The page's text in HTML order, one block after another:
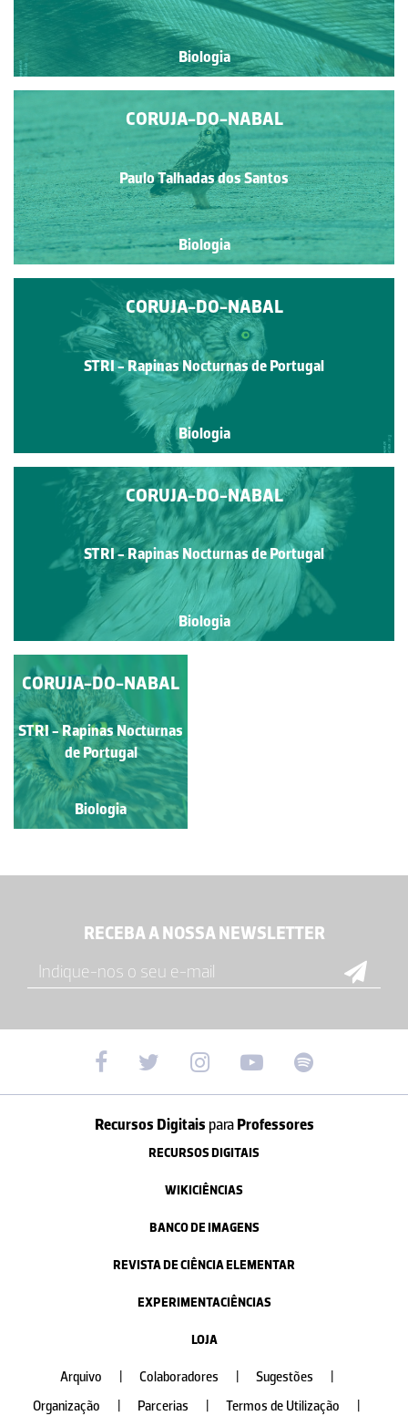
Biologia
CORUJA-DO-NABAL
Paulo Talhadas dos Santos
Biologia
CORUJA-DO-NABAL
STRI - Rapinas Nocturnas de Portugal
Biologia
CORUJA-DO-NABAL
STRI - Rapinas Nocturnas de Portugal
Biologia
CORUJA-DO-NABAL
STRI - Rapinas Nocturnas
de Portugal
Biologia
RECEBA A NOSSA NEWSLETTER
Recursos Digitais paraProfessores
RECURSOS DIGITAIS
WIKICIÊNCIAS
BANCO DE IMAGENS
REVISTA DE CIÊNCIA ELEMENTAR
EXPERIMENTACIÊNCIAS
LOJA
Arquivo Colaboradores Sugestões
Organização
Parcerias Termos de Utilização